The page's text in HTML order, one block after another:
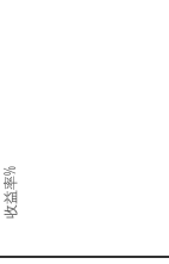
收益率%